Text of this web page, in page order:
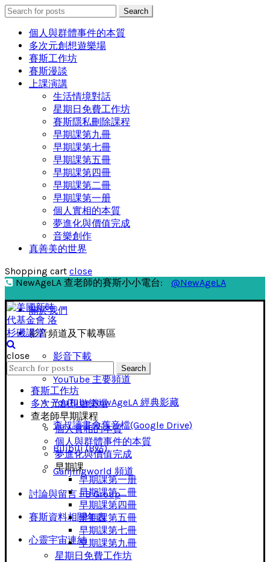
Search
for:
Search
個人與群體事件的本質
多次元創想遊樂場
賽斯工作坊
賽斯漫談
上課演講
生活情境對話
星期日免費工作坊
賽斯隱私刪除課程
早期課第九冊
早期課第七冊
早期課第五冊
早期課第四冊
早期課第二冊
早期課第一册
個人實相的本質
夢進化與價值完成
音樂創作
真善美的世界
Shopping cart close
NewAgeLA 查老師的賽斯小小電台:
@NewAgeLA
關於我們
影音頻道及下載專區
影音下載
YouTube 主要頻道
YouTube NewAgeLA 經典影藏
查叔讀書會舊音檔(Google Drive)
Bilibili (B站)
Ganjingworld 頻道
討論與留言 FB Group
賽斯資料相關年表
心靈宇宙連結
close
Search
for:
Search
賽斯工作坊
多次元創想遊樂場
查老師早期課程
個人實相的本質
個人與群體事件的本質
夢進化與價值完成
早期課
早期課第一册
早期課第二冊
早期課第四冊
早期課第五冊
早期課第七冊
早期課第九冊
星期日免費工作坊